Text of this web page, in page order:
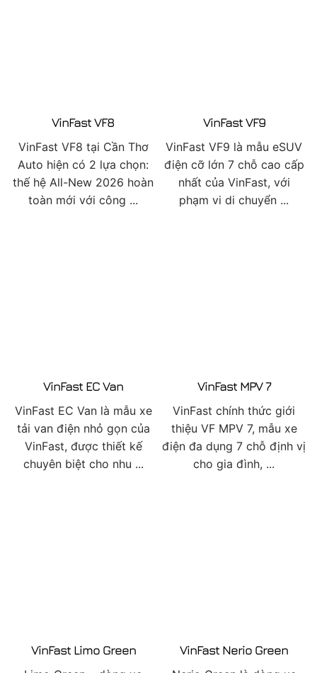
VinFast VF8
VinFast VF8 tại Cần Thơ
Auto hiện có 2 lựa chọn:
thế hệ All-New 2026 hoàn
toàn mới với công ...
VinFast VF9
VinFast VF9 là mẫu eSUV
điện cỡ lớn 7 chỗ cao cấp
nhất của VinFast, với
phạm vi di chuyển ...
VinFast EC Van
VinFast EC Van là mẫu xe
tải van điện nhỏ gọn của
VinFast, được thiết kế
chuyên biệt cho nhu ...
VinFast MPV 7
VinFast chính thức giới
thiệu VF MPV 7, mẫu xe
điện đa dụng 7 chỗ định vị
cho gia đình, ...
VinFast Limo Green VinFast Nerio Green